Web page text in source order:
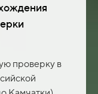
проверку в